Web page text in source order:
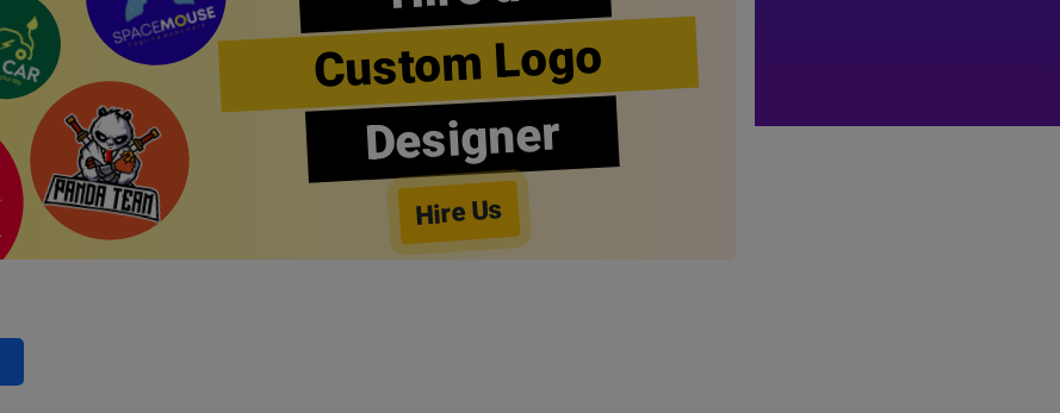
Custom Logo
Designer
Hire Us